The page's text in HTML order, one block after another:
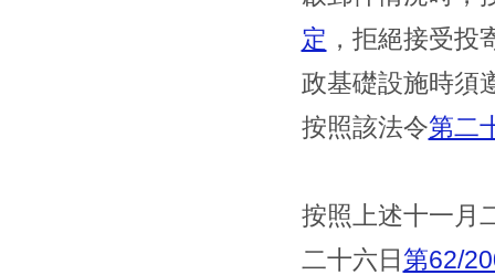
定 ，拒絕接受
政基礎設施時須
按照該法令第二
按照上述十一月
二十六日第62/